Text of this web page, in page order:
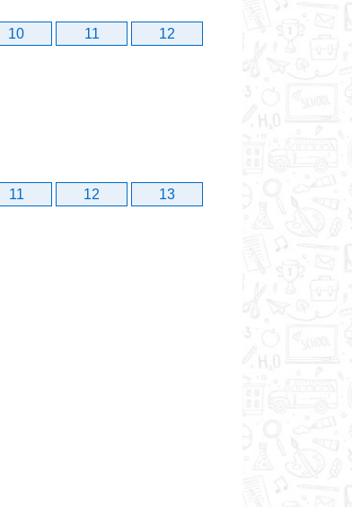
10 11
12
11 12 13